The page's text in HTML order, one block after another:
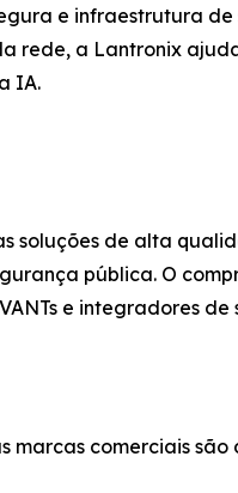
e infraestrutura de
rede, a Lantronix
IA.
soluções de alta
pública. O
e integradores de
marcas comerciais